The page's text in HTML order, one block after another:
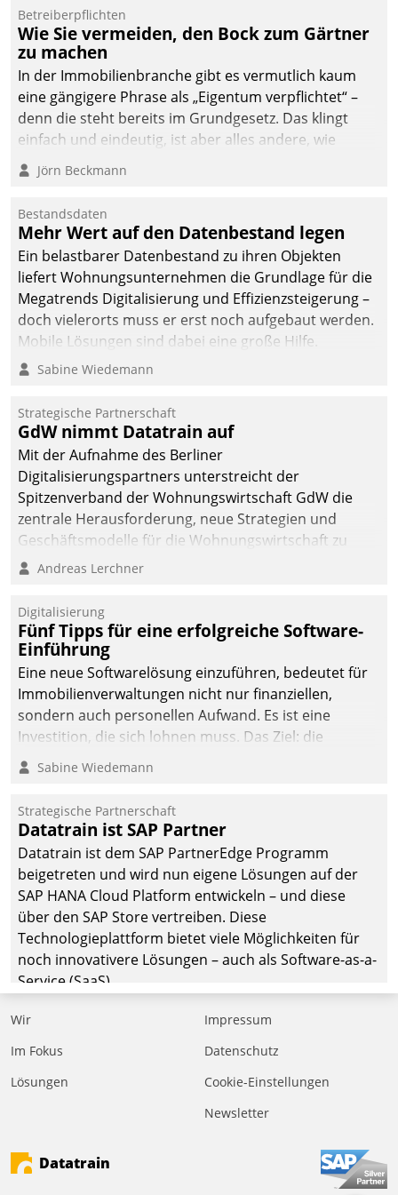
dafür ein Team
bestehend aus
Wohnungsunternehmen
und PropTech.
Betreiberpflichten
Wie Sie vermeiden, den Bock zum Gärtner
zu machen
In der Immobilienbranche gibt es vermutlich kaum
eine gängigere Phrase als „Eigentum verpflichtet“ –
denn die steht bereits im Grundgesetz. Das klingt
einfach und eindeutig, ist aber alles andere, wie
Branchenbeschäftigte wissen. Denn mit der
Verantwortung folgen Verpflichtungen.
Jörn Beckmann
Bestandsdaten
Mehr Wert auf den Datenbestand legen
Ein belastbarer Datenbestand zu ihren Objekten
liefert Wohnungsunternehmen die Grundlage für die
Megatrends Digitalisierung und Effizienzsteigerung –
doch vielerorts muss er erst noch aufgebaut werden.
Mobile Lösungen sind dabei eine große Hilfe.
Sabine Wiedemann
Strategische Partnerschaft
GdW nimmt Datatrain auf
Mit der Aufnahme des Berliner
Digitalisierungspartners unterstreicht der
Spitzenverband der Wohnungswirtschaft GdW die
zentrale Herausforderung, neue Strategien und
Geschäftsmodelle für die Wohnungswirtschaft zu
entwickeln.
Andreas Lerchner
Digitalisierung
Fünf Tipps für eine erfolgreiche Software-
Einführung
Eine neue Softwarelösung einzuführen, bedeutet für
Immobilienverwaltungen nicht nur finanziellen,
sondern auch personellen Aufwand. Es ist eine
Investition, die sich lohnen muss. Das Ziel: die
nachhaltige Optimierung der Geschäftsabläufe. Damit
dieses Ziel erreicht wird, sollten einige Grundregeln
Sabine Wiedemann
Strategische Partnerschaft
Datatrain ist SAP Partner
Datatrain ist dem SAP PartnerEdge Programm
beigetreten und wird nun eigene Lösungen auf der
SAP HANA Cloud Platform entwickeln – und diese
über den SAP Store vertreiben. Diese
Technologieplattform bietet viele Möglichkeiten für
noch innovativere Lösungen – auch als Software-as-a-
Service (SaaS).
Wir
Im Fokus
Lösungen
Impressum
Datenschutz
Cookie-Einstellungen
Newsletter
Datatrain